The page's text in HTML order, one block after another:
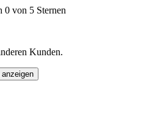
0 von 5 Sternen
Kunden.
anzeigen